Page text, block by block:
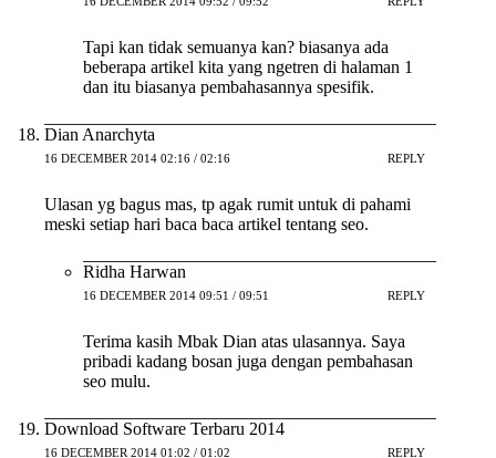
Tapi kan tidak semuanya kan? biasanya ada
beberapa artikel kita yang ngetren di halaman 1
dan itu biasanya pembahasannya spesifik.
Dian Anarchyta
16 DECEMBER 2014 02:16 / 02:16 REPLY
Ulasan yg bagus mas, tp agak rumit untuk di pahami
meski setiap hari baca baca artikel tentang seo.
Ridha Harwan
16 DECEMBER 2014 09:51 / 09:51 REPLY
Terima kasih Mbak Dian atas ulasannya. Saya
pribadi kadang bosan juga dengan pembahasan
seo mulu.
Download Software Terbaru 2014
16 DECEMBER 2014 01:02 / 01:02 REPLY